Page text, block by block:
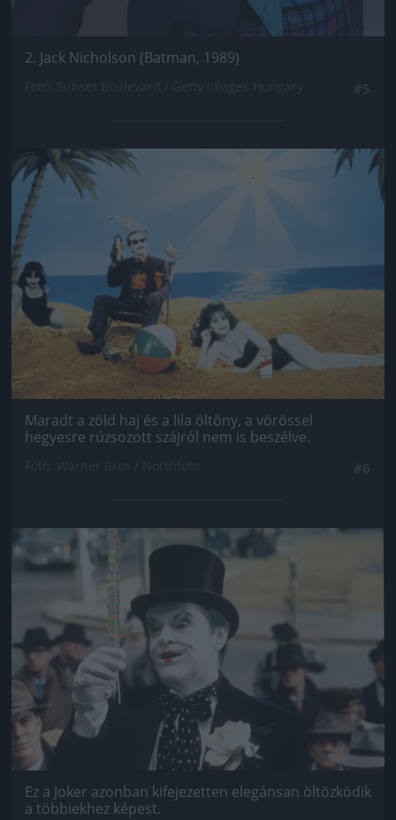
2. Jack Nicholson (Batman, 1989)
Jön még kép!
Maradt a zöld haj és a lila öltöny, a vörössel
hegyesre rúzsozott szájról nem is beszélve.
Jön még kép!
Ez a Joker azonban kifejezetten elegánsan öltözködik
a többiekhez képest.